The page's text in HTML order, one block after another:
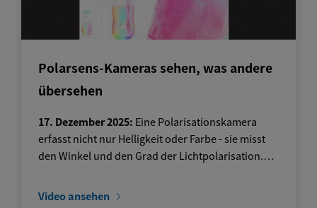
Polarsens-Kameras sehen, was andere
übersehen
17. Dezember 2025: Eine Polarisationskamera
erfasst nicht nur Helligkeit oder Farbe - sie misst
den Winkel und den Grad der Lichtpolarisation.…
Video ansehen